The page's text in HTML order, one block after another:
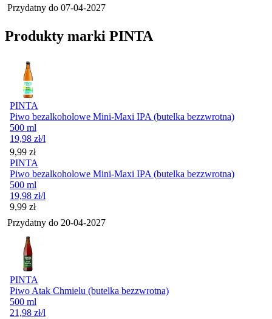
Przydatny do 07-04-2027
Produkty marki PINTA
PINTA
Piwo bezalkoholowe Mini-Maxi IPA (butelka bezzwrotna)
500 ml
19,98 zł/l
Cena
9,99 zł
PINTA
Piwo bezalkoholowe Mini-Maxi IPA (butelka bezzwrotna)
500 ml
19,98 zł/l
Cena
9,99 zł
Przydatny do 20-04-2027
PINTA
Piwo Atak Chmielu (butelka bezzwrotna)
500 ml
21,98 zł/l